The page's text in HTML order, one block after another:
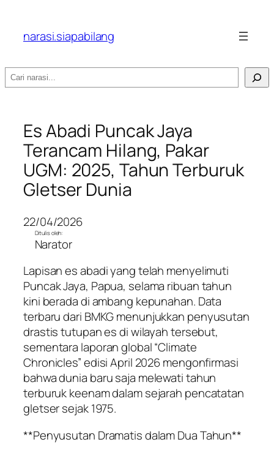
narasi.siapabilang
Search
Es Abadi Puncak Jaya
Terancam Hilang, Pakar
UGM: 2025, Tahun Terburuk
Gletser Dunia
22/04/2026
Ditulis oleh:
Narator
Lapisan es abadi yang telah menyelimuti
Puncak Jaya, Papua, selama ribuan tahun
kini berada di ambang kepunahan. Data
terbaru dari BMKG menunjukkan penyusutan
drastis tutupan es di wilayah tersebut,
sementara laporan global “Climate
Chronicles” edisi April 2026 mengonfirmasi
bahwa dunia baru saja melewati tahun
terburuk keenam dalam sejarah pencatatan
gletser sejak 1975.
**Penyusutan Dramatis dalam Dua Tahun**